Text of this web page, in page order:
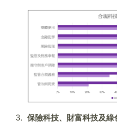
保險科技、財富科技及綠